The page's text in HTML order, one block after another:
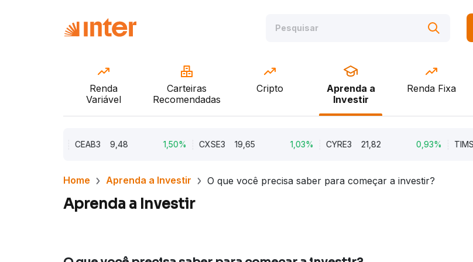
Renda
Variável
Carteiras
Recomendadas
Cripto
Aprenda a
Investir
Renda Fixa
CEAB3 9,48 1,50% CXSE3 19,65 1,03% CYRE3 21,82 0,93% TIMS3
Home Aprenda a Investir O que você precisa saber para começar a investir?
Aprenda a Investir